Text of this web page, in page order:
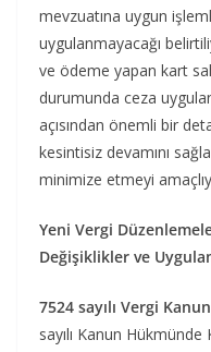
mevzuatına uygun
uygulanmayacağı
ve ödeme yapan kart
durumunda ceza
açısından önemli bir
kesintisiz devamını
minimize etmeyi
Yeni Vergi
Değişiklikler ve
7524 sayılı Vergi
sayılı Kanun